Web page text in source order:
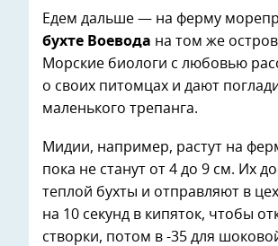
Едем дальше — на ферму
бухте Воевода на том же
Морские биологи с любовью
о своих питомцах и дают
маленького трепанга.
Мидии, например, растут на
пока не станут от 4 до 9 см. Их
теплой бухты и отправляют в
на 10 секунд в кипяток, чтобы
створки, потом в -35 для